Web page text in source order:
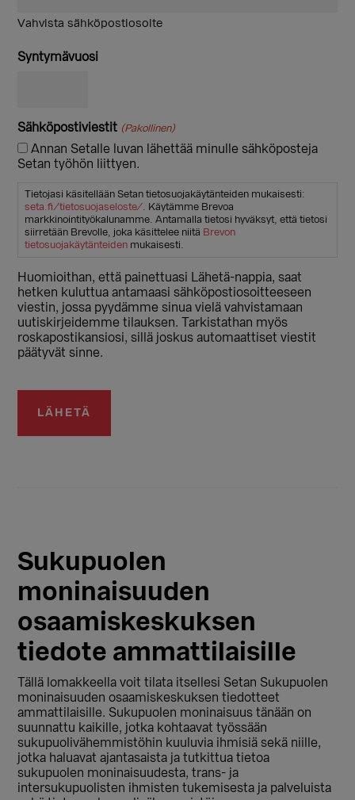
Vahvista sähköpostiosoite
Syntymävuosi
Sähköpostiviestit (Pakollinen)
Annan Setalle luvan lähettää minulle sähköposteja
Setan työhön liittyen.
Tietojasi käsitellään Setan tietosuojakäytänteiden mukaisesti:
seta.fi/tietosuojaseloste/ . Käytämme Brevoa
markkinointityökalunamme. Antamalla tietosi hyväksyt, että tietosi
siirretään Brevolle, joka käsittelee niitä Brevon
tietosuojakäytänteiden mukaisesti.
Huomioithan, että painettuasi Lähetä-nappia, saat
hetken kuluttua antamaasi sähköpostiosoitteeseen
viestin, jossa pyydämme sinua vielä vahvistamaan
uutiskirjeidemme tilauksen. Tarkistathan myös
roskapostikansiosi, sillä joskus automaattiset viestit
päätyvät sinne.
Sukupuolen
moninaisuuden
osaamiskeskuksen
tiedote ammattilaisille
Tällä lomakkeella voit tilata itsellesi Setan Sukupuolen
moninaisuuden osaamiskeskuksen tiedotteet
ammattilaisille. Sukupuolen moninaisuus tänään on
suunnattu kaikille, jotka kohtaavat työssään
sukupuolivähemmistöhin kuuluvia ihmisiä sekä niille,
jotka haluavat ajantasaista ja tutkittua tietoa
sukupuolen moninaisuudesta, trans- ja
intersukupuolisten ihmisten tukemisesta ja palveluista